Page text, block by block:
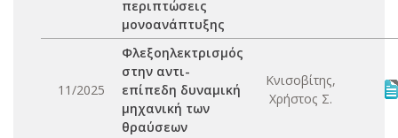
περιπτώσεις
μονοανάπτυξης
11/2025
Φλεξοηλεκτρισμός
στην αντι-
επίπεδη δυναμική
μηχανική των
θραύσεων
Κνισοβίτης,
Χρήστος Σ.